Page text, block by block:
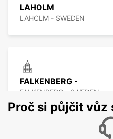
LAHOLM
LAHOLM - SWEDEN
FALKENBERG -
FALKENBERG - SWEDEN
Proč si půjčit vůz